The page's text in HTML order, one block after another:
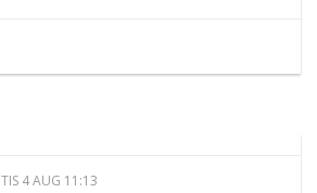
TIS 4 AUG 11:13